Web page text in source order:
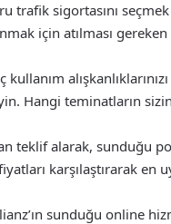
trafik sigortasını
için atılması
kullanım
Hangi teminatların
teklif alarak, sunduğu
karşılaştırarak en
sunduğu online